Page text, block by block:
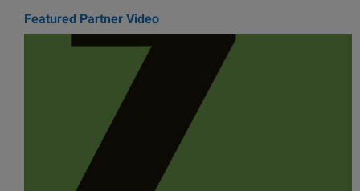
Featured Partner Video